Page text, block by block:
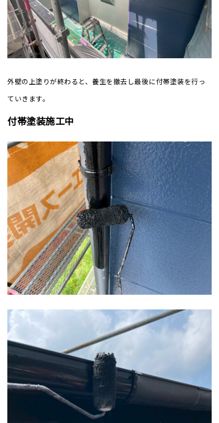
外壁の上塗りが終わると、養生を撤去し最後に付帯塗装を行っ
ていきます。
付帯塗装施工中